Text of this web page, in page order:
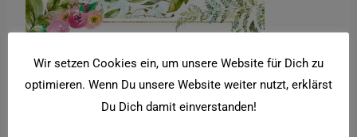
Wir setzen Cookies ein, um unsere Website für Dich zu
optimieren. Wenn Du unsere Website weiter nutzt, erklärst
Du Dich damit einverstanden!